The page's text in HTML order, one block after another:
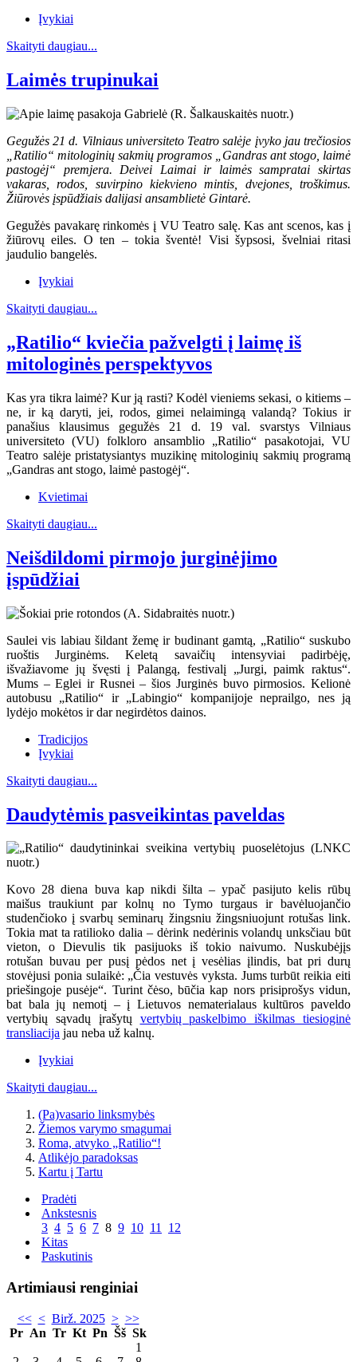
Įvykiai
Skaityti daugiau...
Laimės trupinukai
Gegužės 21 d. Vilniaus universiteto Teatro salėje įvyko jau trečiosios
„Ratilio“ mitologinių sakmių programos „Gandras ant stogo, laimė
pastogėj“ premjera. Deivei Laimai ir laimės sampratai skirtas
vakaras, rodos, suvirpino kiekvieno mintis, dvejones, troškimus.
Žiūrovės įspūdžiais dalijasi ansamblietė Gintarė.
Gegužės pavakarę rinkomės į VU Teatro salę. Kas ant scenos, kas į
žiūrovų eiles. O ten – tokia šventė! Visi šypsosi, švelniai ritasi
jaudulio bangelės.
Įvykiai
Skaityti daugiau...
„Ratilio“ kviečia pažvelgti į laimę iš
mitologinės perspektyvos
Kas yra tikra laimė? Kur ją rasti? Kodėl vieniems sekasi, o kitiems –
ne, ir ką daryti, jei, rodos, gimei nelaimingą valandą? Tokius ir
panašius klausimus gegužės 21 d. 19 val. svarstys Vilniaus
universiteto (VU) folkloro ansamblio „Ratilio“ pasakotojai, VU
Teatro salėje pristatysiantys muzikinę mitologinių sakmių programą
„Gandras ant stogo, laimė pastogėj“.
Kvietimai
Skaityti daugiau...
Neišdildomi pirmojo jurginėjimo
įspūdžiai
Saulei vis labiau šildant žemę ir budinant gamtą, „Ratilio“ suskubo
ruoštis Jurginėms. Keletą savaičių intensyviai padirbėję,
išvažiavome jų švęsti į Palangą, festivalį „Jurgi, paimk raktus“.
Mums – Eglei ir Rusnei – šios Jurginės buvo pirmosios. Kelionė
autobusu „Ratilio“ ir „Labingio“ kompanijoje neprailgo, nes ją
lydėjo mokėtos ir dar negirdėtos dainos.
Tradicijos
Įvykiai
Skaityti daugiau...
Daudytėmis pasveikintas paveldas
Kovo 28 diena buva kap nikdi šilta – ypač pasijuto kelis rūbų
maišus traukiunt par kolnų no Tymo turgaus ir bavėluojančio
studenčioko į svarbų seminarų žingsniu žingsniuojunt rotušas link.
Tokia mat ta ratilioko dalia – dėrink nedėrinis volandų unksčiau būt
vieton, o Dievulis tik pasijuoks iš tokio naivumo. Nuskubėjįs
rotušan buvau per pusį pėdos net į vesėlias įlindis, bat pri durų
stovėjusi ponia sulaikė: „Čia vestuvės vyksta. Jums turbūt reikia eiti
priešingoje pusėje“. Turint čėso, būčia kap nors prisiprošys vidun,
bat bala jų nemotį – į Lietuvos nematerialaus kultūros paveldo
vertybių sąvadų įrašytų vertybių paskelbimo iškilmas tiesioginė
transliacija jau neba už kalnų.
Įvykiai
Skaityti daugiau...
(Pa)vasario linksmybės
Žiemos varymo smagumai
Roma, atvyko „Ratilio“!
Atlikėjo paradoksas
Kartu į Tartu
Pradėti
Ankstesnis
3 4 5 6 7 8 9 10 11 12
Kitas
Paskutinis
Artimiausi renginiai
<< < Birž. 2025 > >>
Pr An Tr Kt Pn Šš Sk
1